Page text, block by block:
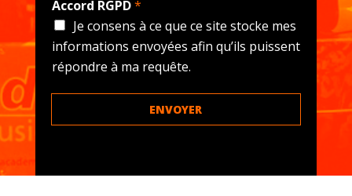
Accord RGPD*
Je consens à ce que ce site stocke mes
informations envoyées afin qu’ils puissent
répondre à ma requête.
ENVOYER